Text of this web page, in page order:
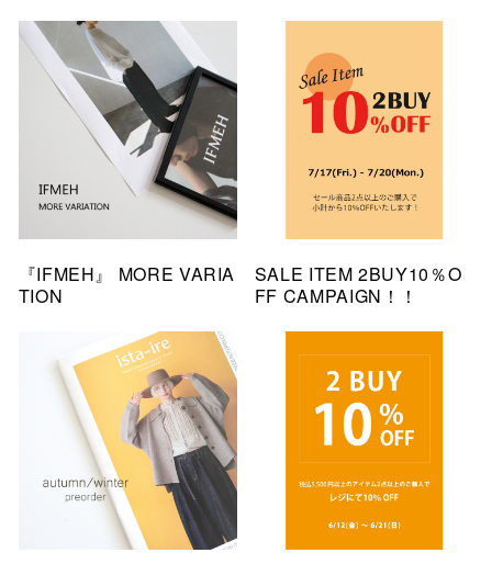
『IFMEH』 MORE VARIA
TION
SALE ITEM 2BUY10％O
FF CAMPAIGN！！